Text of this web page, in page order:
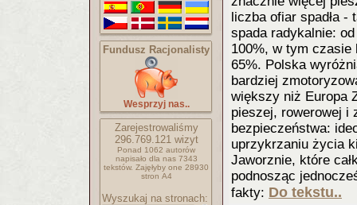
Fundusz Racjonalisty
Wesprzyj nas..
Zarejestrowaliśmy
296.769.121wizyt
Ponad 1062 autorów
napisało dla nas 7343
tekstów. Zajęłyby one 28930
stron A4
Wyszukaj na stronach:
liczba ofiar spadła -
spada radykalnie:
100%, w tym czasie
65%. Polska
bardziej
większy niż Europa
pieszej, rowerowej i
bezpieczeństwa:
uprzykrzaniu życia
Jaworznie, które
podnosząc
fakty: Do tekstu..